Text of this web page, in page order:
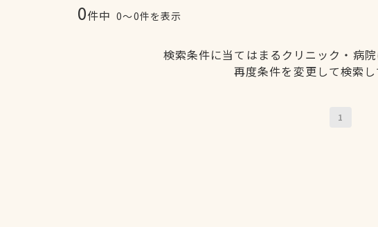
0件中 0〜0件を表示
検索条件に当てはまるクリニック・病院
再度条件を変更して検索し
1